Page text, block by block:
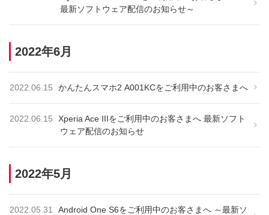
最新ソフトウェア配信のお知らせ～
2022年6月
2022.06.15 かんたんスマホ2 A001KCをご利用中のお客さまへ
2022.06.15
Xperia Ace IIIをご利用中のお客さまへ 最新ソフト
ウェア配信のお知らせ
2022年5月
2022.05.31
Android One S6をご利用中のお客さまへ ～最新ソ